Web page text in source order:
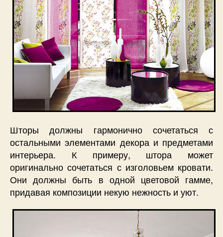
Шторы должны гармонично сочетаться с
остальными элементами декора и предметами
интерьера. К примеру, штора может
оригинально сочетаться с изголовьем кровати.
Они должны быть в одной цветовой гамме,
придавая композиции некую нежность и уют.